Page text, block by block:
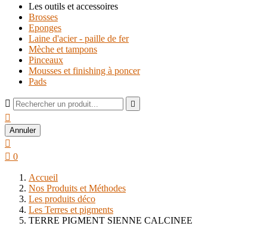
Les outils et accessoires
Brosses
Eponges
Laine d'acier - paille de fer
Mèche et tampons
Pinceaux
Mousses et finishing à poncer
Pads
 

Annuler

 0
Accueil
Nos Produits et Méthodes
Les produits déco
Les Terres et pigments
TERRE PIGMENT SIENNE CALCINEE